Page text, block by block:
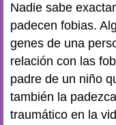
Nadie sabe
padecen fobias.
genes de una
relación con las
padre de un niño
también la
traumático en la